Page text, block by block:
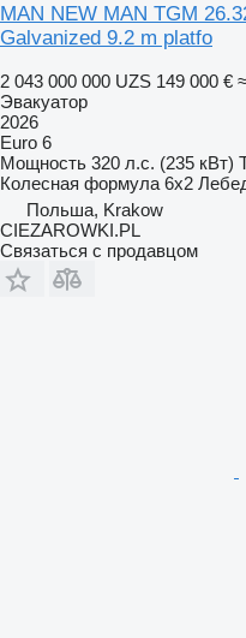
MAN NEW MAN TGM
Galvanized 9.2 m platfo
2 043 000 000 UZS 149 000 €
Эвакуатор
2026
Euro 6
Мощность 320 л.с. (235 кВт)
Колесная формула 6x2
Польша, Krakow
CIEZAROWKI.PL
Связаться с продавцом